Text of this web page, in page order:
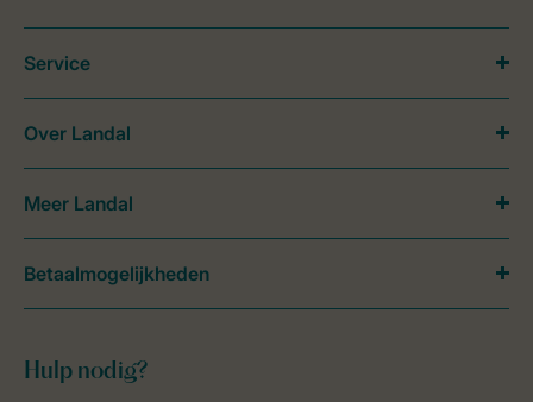
Hulp nodig?
Service
Over Landal
Meer Landal
Betaalmogelijkheden